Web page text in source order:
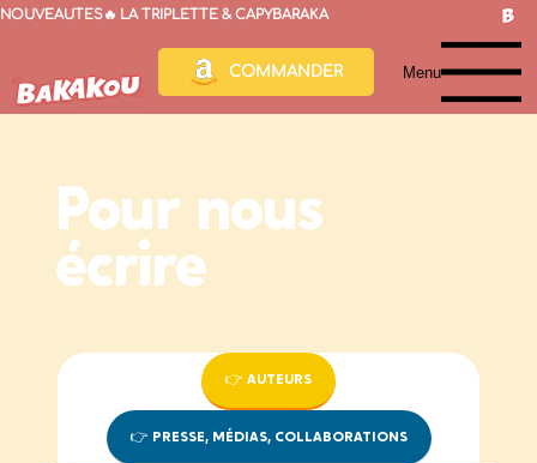
NOUVEAUTÉS🔥 LA TRIPLETTE & CAPYBARAKA
Menu
COMMANDER
Pour nous
écrire
👉 AUTEURS
👉 PRESSE, MÉDIAS, COLLABORATIONS